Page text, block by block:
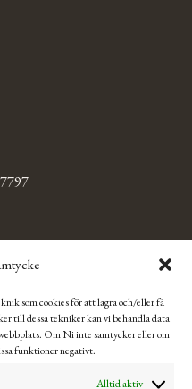
som cookies för att lagra och/eller få
till dessa tekniker kan vi behandla data
Om Ni inte samtycker eller om
funktioner negativt.
Alltid aktiv